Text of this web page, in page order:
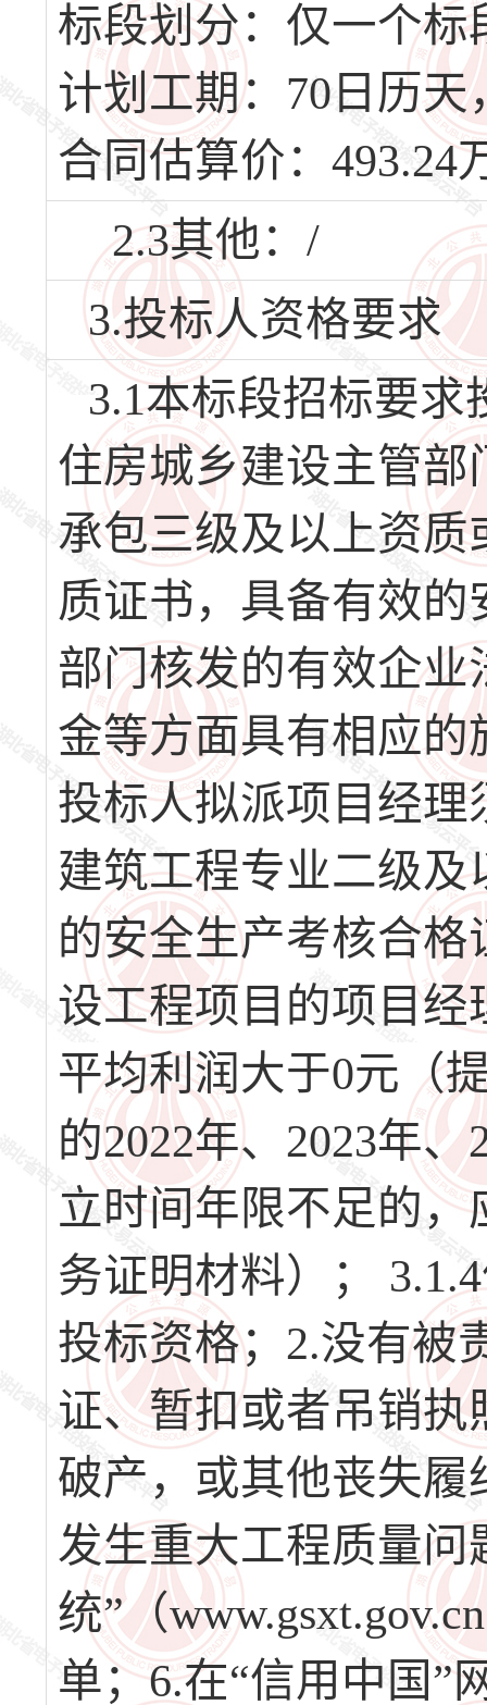
标段划分：仅一个标
计划工期：70日历天
合同估算价：493.24
2.3其他：/
3.投标人资格要求
3.1本标段招标要求
住房城乡建设主管
承包三级及以上资
质证书，具备有效
部门核发的有效企
金等方面具有相应的
投标人拟派项目经
建筑工程专业二级
的安全生产考核合
设工程项目的项目经
平均利润大于0元（
的2022年、2023年
立时间年限不足的
务证明材料）；
投标资格；2.没有被
证、暂扣或者吊销
破产，或其他丧失
发生重大工程质量问
统”（
单；6.在“信用中国”